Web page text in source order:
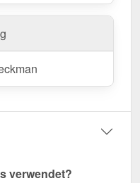
cm | 80°
Projekt & schnell
auf Maß – bestellen
schneller Lieferung!
verwendet?